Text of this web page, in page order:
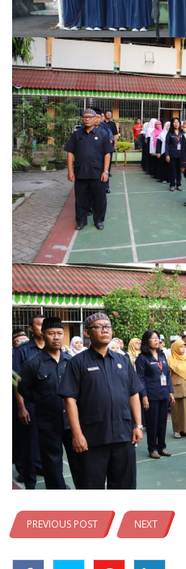
PREVIOUS POST NEXT